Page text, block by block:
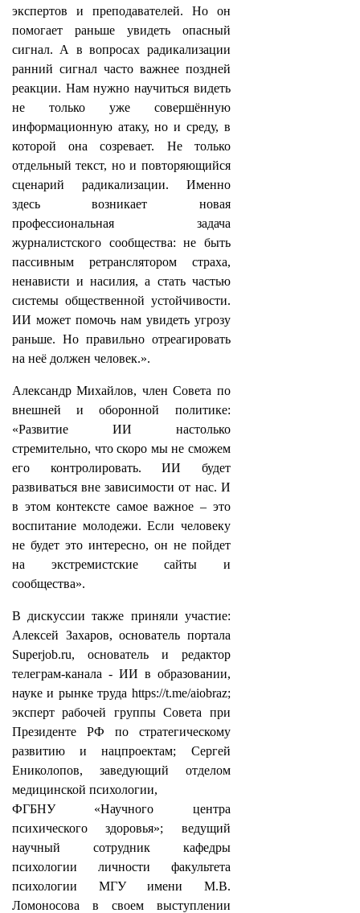
экспертов и преподавателей. Но он
помогает раньше увидеть опасный
сигнал. А в вопросах радикализации
ранний сигнал часто важнее поздней
реакции. Нам нужно научиться видеть
не только уже совершённую
информационную атаку, но и среду, в
которой она созревает. Не только
отдельный текст, но и повторяющийся
сценарий радикализации. Именно
здесь возникает новая
профессиональная задача
журналистского сообщества: не быть
пассивным ретранслятором страха,
ненависти и насилия, а стать частью
системы общественной устойчивости.
ИИ может помочь нам увидеть угрозу
раньше. Но правильно отреагировать
на неё должен человек.».
Александр Михайлов, член Совета по
внешней и оборонной политике:
«Развитие ИИ настолько
стремительно, что скоро мы не сможем
его контролировать. ИИ будет
развиваться вне зависимости от нас. И
в этом контексте самое важное – это
воспитание молодежи. Если человеку
не будет это интересно, он не пойдет
на экстремистские сайты и
сообщества».
В дискуссии также приняли участие:
Алексей Захаров, основатель портала
Superjob.ru, основатель и редактор
телеграм-канала - ИИ в образовании,
науке и рынке труда https://t.me/aiobraz;
эксперт рабочей группы Совета при
Президенте РФ по стратегическому
развитию и нацпроектам; Сергей
Ениколопов, заведующий отделом
медицинской психологии,
ФГБНУ «Научного центра
психического здоровья»; ведущий
научный сотрудник кафедры
психологии личности факультета
психологии МГУ имени М.В.
Ломоносова в своем выступлении